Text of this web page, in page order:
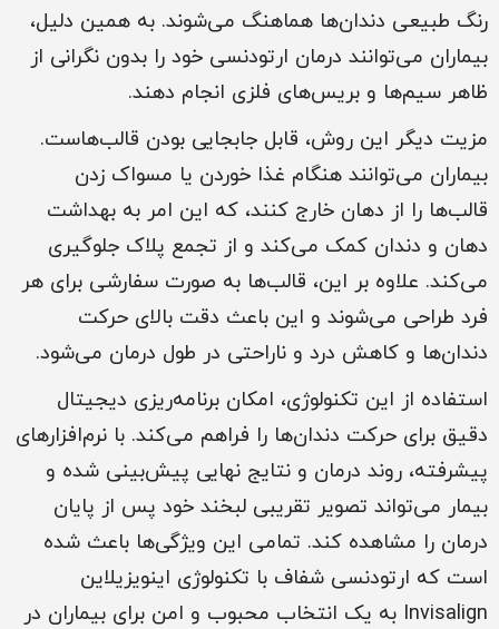
رنگ طبیعی دندان‌ها هماهنگ می‌شوند. به همین دلیل،
بیماران می‌توانند درمان ارتودنسی خود را بدون نگرانی از
ظاهر سیم‌ها و بریس‌های فلزی انجام دهند.
مزیت دیگر این روش، قابل جابجایی بودن قالب‌هاست.
بیماران می‌توانند هنگام غذا خوردن یا مسواک زدن
قالب‌ها را از دهان خارج کنند، که این امر به بهداشت
دهان و دندان کمک می‌کند و از تجمع پلاک جلوگیری
می‌کند. علاوه بر این، قالب‌ها به صورت سفارشی برای هر
فرد طراحی می‌شوند و این باعث دقت بالای حرکت
دندان‌ها و کاهش درد و ناراحتی در طول درمان می‌شود.
استفاده از این تکنولوژی، امکان برنامه‌ریزی دیجیتال
دقیق برای حرکت دندان‌ها را فراهم می‌کند. با نرم‌افزارهای
پیشرفته، روند درمان و نتایج نهایی پیش‌بینی شده و
بیمار می‌تواند تصویر تقریبی لبخند خود پس از پایان
درمان را مشاهده کند. تمامی این ویژگی‌ها باعث شده
است که ارتودنسی شفاف با تکنولوژی اینویزیلاین
Invisalign به یک انتخاب محبوب و امن برای بیماران در